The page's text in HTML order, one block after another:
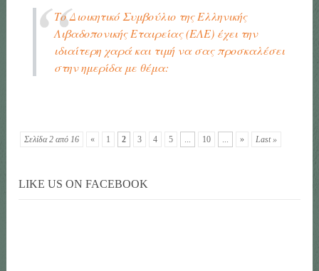
Το Διοικητικό Συμβούλιο της Ελληνικής
Λιβαδοπονικής Εταιρείας (ΕΛΕ) έχει την
ιδιαίτερη χαρά και τιμή να σας προσκαλέσει
στην ημερίδα με θέμα:
Σελίδα 2 από 16 « 1 2 3 4 5 ... 10 ... » Last »
LIKE US ON FACEBOOK